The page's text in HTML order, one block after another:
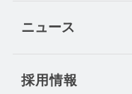
ニュース
採用情報